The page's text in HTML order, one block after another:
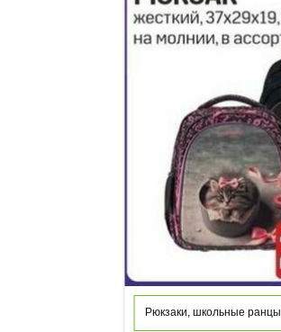
Рюкзаки, школьные ранцы